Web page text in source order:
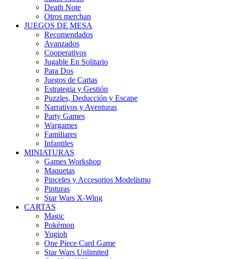
Death Note
Otros merchan
JUEGOS DE MESA
Recomendados
Avanzados
Cooperativos
Jugable En Solitario
Para Dos
Juegos de Cartas
Estrategia y Gestión
Puzzles, Deducción y Escape
Narrativos y Aventuras
Party Games
Wargames
Familiares
Infantiles
MINIATURAS
Games Workshop
Maquetas
Pinceles y Accesorios Modelismo
Pinturas
Star Wars X-Wing
CARTAS
Magic
Pokémon
Yugioh
One Piece Card Game
Star Wars Unlimited